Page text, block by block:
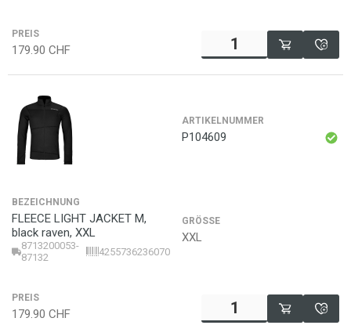
PREIS
179.90 CHF
ARTIKELNUMMER
P104609
BEZEICHNUNG
FLEECE LIGHT JACKET M,
black raven, XXL
8713200053-
87132
4255736236070
GRÖSSE
XXL
PREIS
179.90 CHF